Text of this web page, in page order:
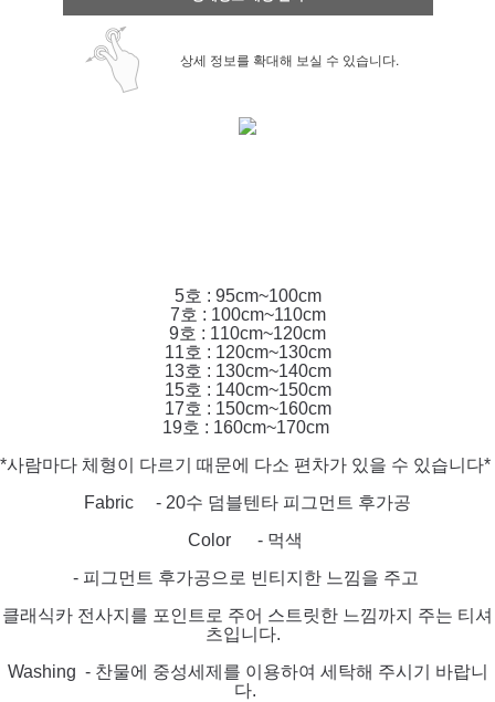
상세 정보를 확대해 보실 수 있습니다.
5호 : 95cm~100cm
7호 : 100cm~110cm
9호 : 110cm~120cm
11호 : 120cm~130cm
13호 : 130cm~140cm
15호 : 140cm~150cm
17호 : 150cm~160cm
19호 : 160cm~170cm
*사람마다 체형이 다르기 때문에 다소 편차가 있을 수 있습니다*
Fabric - 20수 덤블텐타 피그먼트 후가공
Color - 먹색
- 피그먼트 후가공으로 빈티지한 느낌을 주고
클래식카 전사지를 포인트로 주어 스트릿한 느낌까지 주는 티셔
츠입니다.
Washing - 찬물에 중성세제를 이용하여 세탁해 주시기 바랍니
다.